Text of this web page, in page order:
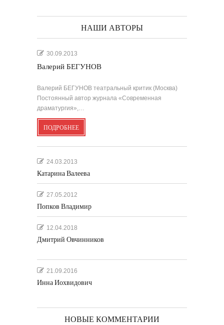
НАШИ АВТОРЫ
30.09.2013
Валерий БЕГУНОВ
Валерий БЕГУНОВ театральный критик (Москва)
Постоянный автор журнала «Современная
драматургия»,…
ПОДРОБНЕЕ
24.03.2013
Катарина Валеева
27.05.2012
Попков Владимир
12.04.2018
Дмитрий Овчинников
21.09.2016
Инна Иохвидович
НОВЫЕ КОММЕНТАРИИ